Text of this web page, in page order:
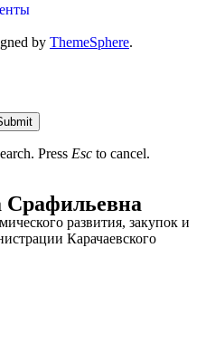
by ThemeSphere.
Press Esc to cancel.
Срафильевна
развития, закупок и
Карачаевского